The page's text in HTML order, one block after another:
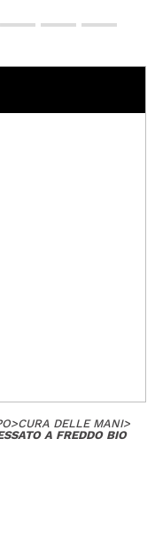
>CURA DELLE MANI>
A FREDDO BIO